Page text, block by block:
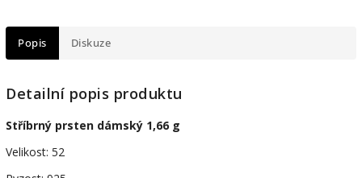
Popis Diskuze
Detailní popis produktu
Stříbrný prsten dámský 1,66 g
Velikost: 52